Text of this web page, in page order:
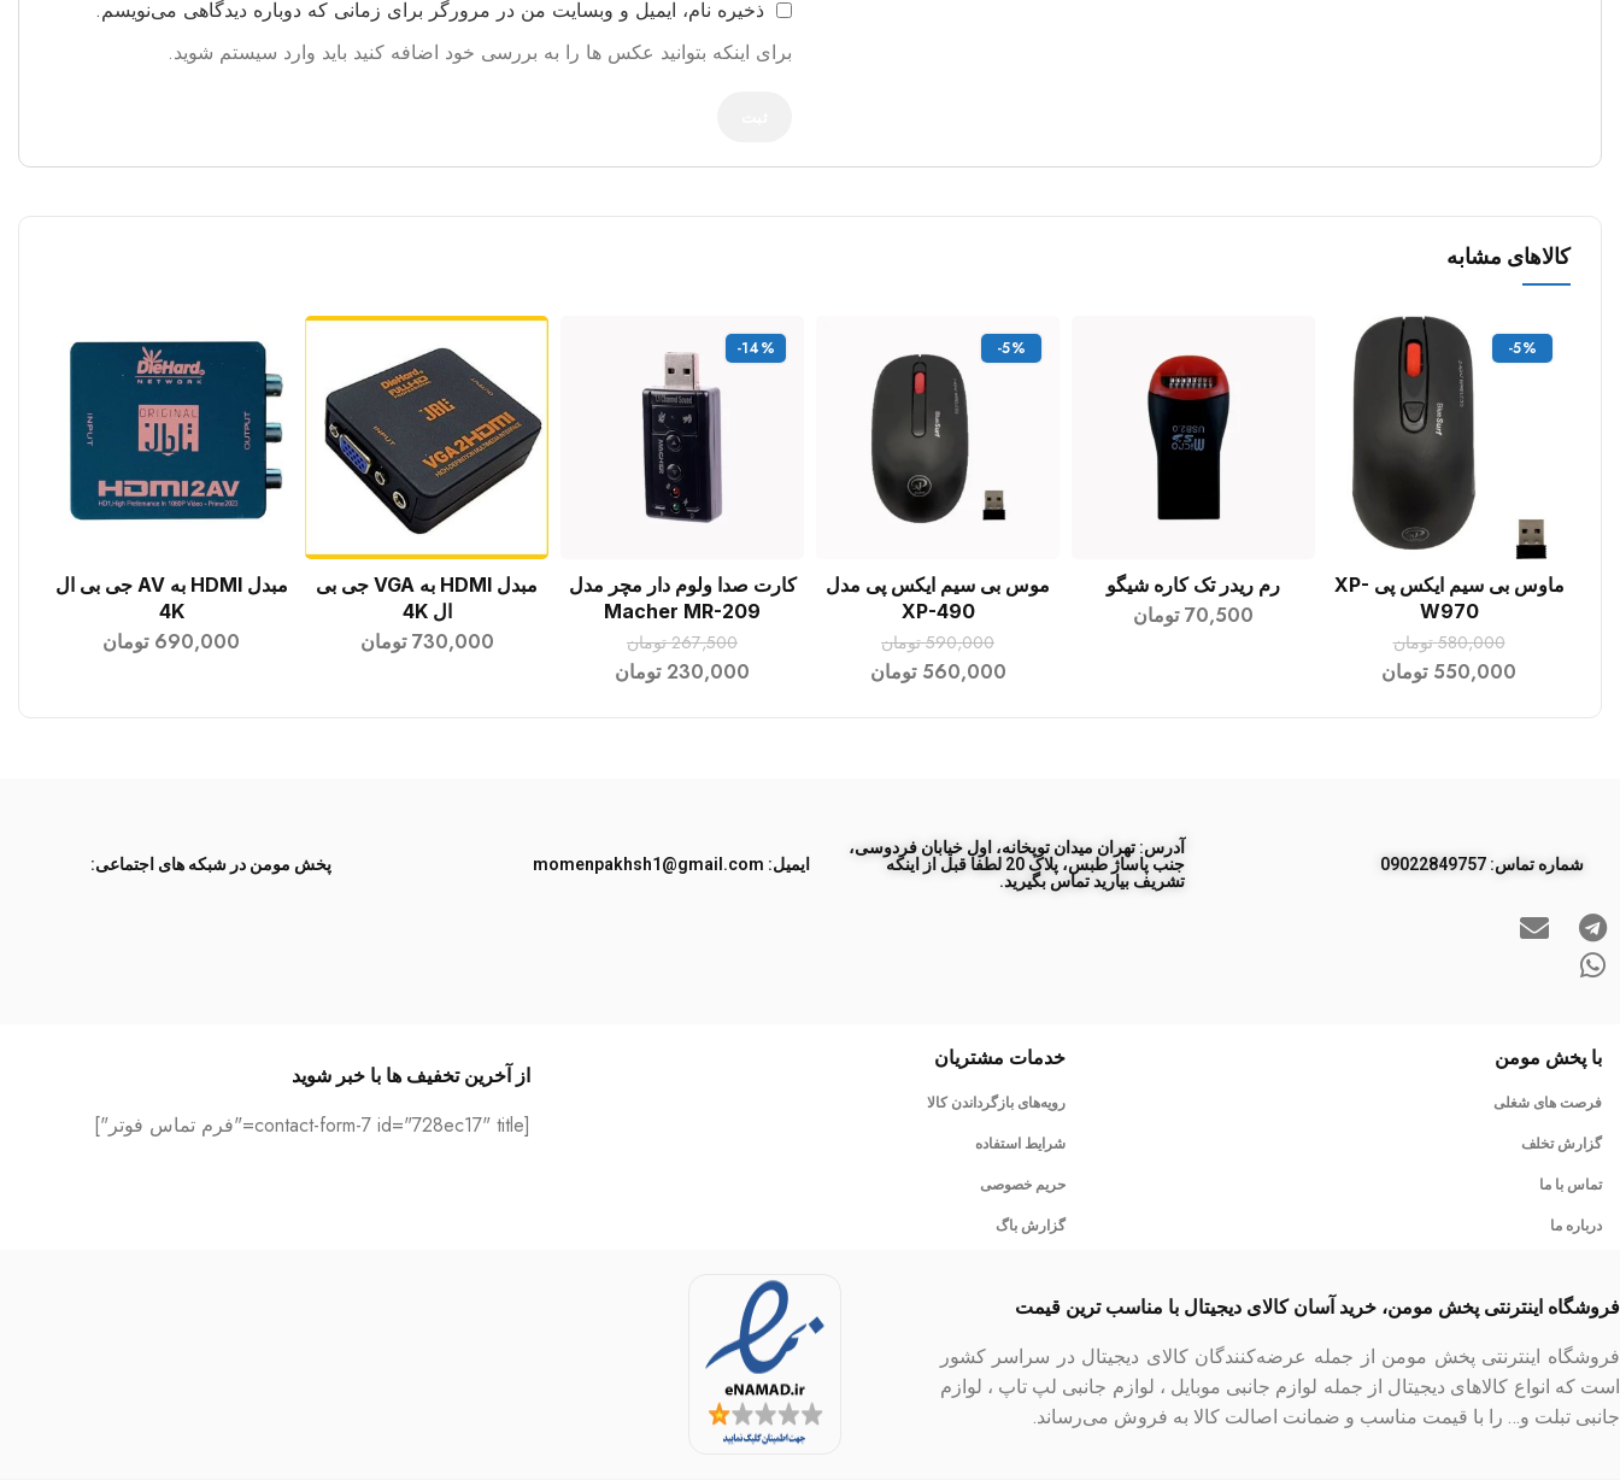
ذخیره نام، ایمیل و وبسایت من در مرورگر برای زمانی که دوباره دیدگاهی می‌نویسم.
برای اینکه بتوانید عکس ها را به بررسی خود اضافه کنید باید وارد سیستم شوید.
کالاهای مشابه
-5%
افزودن به سبد خرید ماوس بی سیم ایکس پی XP-
W970
580,000 تومان
550,000 تومان
افزودن به سبد خرید
رم ریدر تک کاره شیگو
70,500 تومان
-5%
افزودن به سبد خرید
موس بی سیم ایکس پی مدل
XP-490
590,000 تومان
560,000 تومان
-14%
افزودن به سبد خرید
کارت صدا ولوم دار مچر مدل
Macher MR-209
267,500 تومان
230,000 تومان
افزودن به سبد خریدمبدل HDMI به VGA جی بی
ال 4K
730,000 تومان
افزودن به سبد خریدمبدل HDMI به AV جی بی ال
4K
690,000 تومان
ﺷﻤﺎره ﺗﻤﺎس: 09022849757
آدرس: تهران میدان توپخانه، اول خیابان فردوسی،
جنب پاساژ طبس، پلاک 20 لطفا قبل از اینکه
تشریف بیارید تماس بگیرید.
ایمیل: momenpakhsh1@gmail.com پخش مومن در شبکه های اجتماعی:
با پخش مومن
فرصت های شغلی
گزارش تخلف
تماس با ما
درباره ما
خدمات مشتریان
رویه‌های بازگرداندن کالا
شرایط استفاده
حریم خصوصی
گزارش باگ
از آخرین تخفیف ها با خبر شوید
[contact-form-7 id="728ec17" title="فرم تماس فوتر"]
فروشگاه اینترنتی پخش مومن، خرید آسان کالای دیجیتال با مناسب ترین قیمت
فروشگاه اینترنتی پخش مومن از جمله عرضه‌کنندگان کالای دیجیتال در سراسر کشور
است که انواع کالاهای دیجیتال از جمله لوازم جانبی موبایل ، لوازم جانبی لپ تاپ ، لوازم
جانبی تبلت و… را با قیمت مناسب و ضمانت اصالت کالا به فروش می‌رساند.